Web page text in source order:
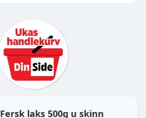
Fersk laks 500g u skinn